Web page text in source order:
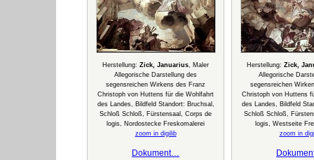
Herstellung: Zick, Januarius, Maler
Allegorische Darstellung des
segensreichen Wirkens des Franz
Christoph von Huttens für die Wohlfahrt
des Landes, Bildfeld Standort: Bruchsal,
Schloß Schloß, Fürstensaal, Corps de
logis, Nordostecke Freskomalerei
zoom in digilib
Dokument…
Herstellung: Zick,
Allegorische
segensreichen
Christoph von Huttens
des Landes, Bildfeld
Schloß Schloß,
logis, Westseite
zoom in